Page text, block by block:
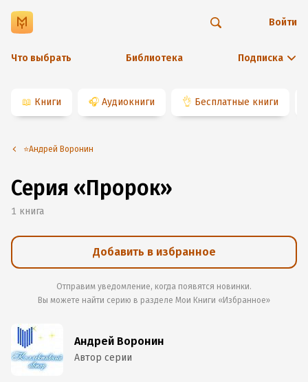
Что выбрать Библиотека Подписка
Войти
📖 Книги 🎧 Аудиокниги 👌 Бесплатные книги
⭐️Андрей Воронин
Серия «Пророк»
1 книга
Добавить в избранное
Отправим уведомление, когда появятся новинки.
Вы можете найти серию в разделе Мои Книги «Избранное»
Андрей Воронин
Автор серии